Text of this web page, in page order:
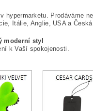
hypermarketu. Prodáváme
Itálie, Anglie, USA a
moderní styl
k Vaší spokojenosti.